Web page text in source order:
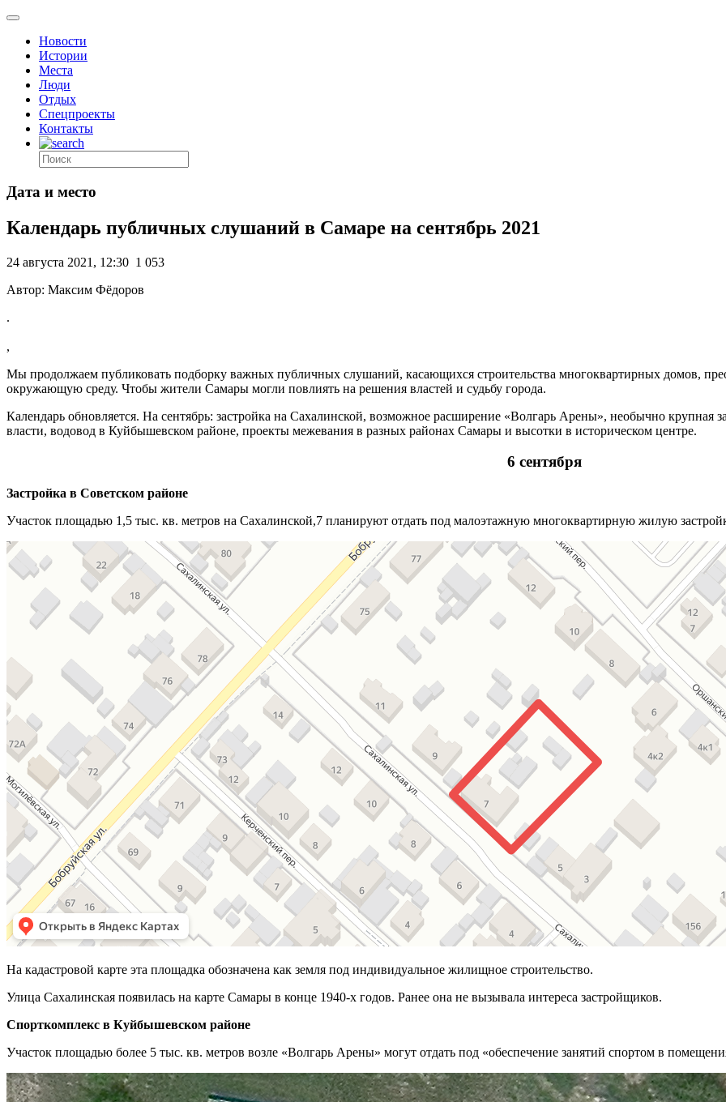
Новости
Истории
Места
Люди
Отдых
Спецпроекты
Контакты
Дата и место
Календарь публичных слушаний в Самаре на сентябрь 2021
24 августа 2021, 12:30 1 053
Автор: Максим Фёдоров
.
,
Мы продолжаем публиковать подборку важных публичных слушаний, касающихся строительства многоквартирных домов,
окружающую среду. Чтобы жители Самары могли повлиять на решения властей и судьбу города.
Календарь обновляется. На сентябрь: застройка на Сахалинской, возможное расширение «Волгарь Арены», необычно крупная
власти, водовод в Куйбышевском районе, проекты межевания в разных районах Самары и высотки в историческом центре.
6 сентября
Застройка в Советском районе
Участок площадью 1,5 тыс. кв. метров на Сахалинской,7 планируют отдать под малоэтажную многоквартирную жилую
На кадастровой карте эта площадка обозначена как земля под индивидуальное жилищное строительство.
Улица Сахалинская появилась на карте Самары в конце 1940-х годов. Ранее она не вызывала интереса застройщиков.
Спорткомплекс в Куйбышевском районе
Участок площадью более 5 тыс. кв. метров возле «Волгарь Арены» могут отдать под «обеспечение занятий спортом в